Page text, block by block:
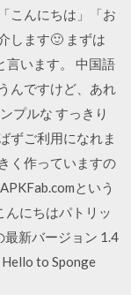
こんにちは」「お
します🙂 まずは
言います。 中国語
んですけど、あれ
プルな すっきり
ずご利用になれま
く作っていますの
という
んにちはパトリッ
新バージョン 1.4
to Sponge